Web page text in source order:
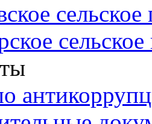
сельское